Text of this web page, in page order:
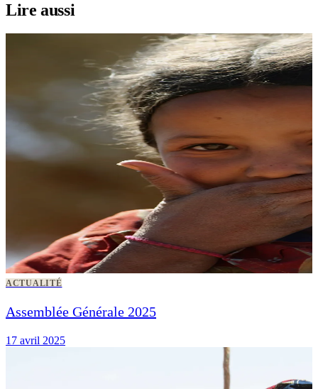
Lire aussi
ACTUALITÉ
Assemblée Générale 2025
17 avril 2025